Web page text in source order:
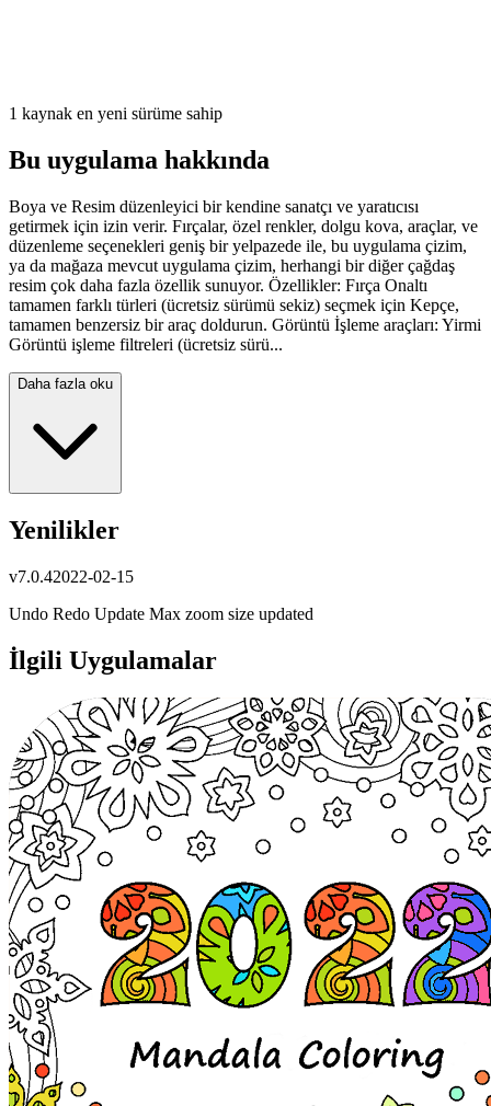
1 kaynak en yeni sürüme sahip
Bu uygulama hakkında
Boya ve Resim düzenleyici bir kendine sanatçı ve yaratıcısı
getirmek için izin verir. Fırçalar, özel renkler, dolgu kova, araçlar, ve
düzenleme seçenekleri geniş bir yelpazede ile, bu uygulama çizim,
ya da mağaza mevcut uygulama çizim, herhangi bir diğer çağdaş
resim çok daha fazla özellik sunuyor. Özellikler: Fırça Onaltı
tamamen farklı türleri (ücretsiz sürümü sekiz) seçmek için Kepçe,
tamamen benzersiz bir araç doldurun. Görüntü İşleme araçları: Yirmi
Görüntü işleme filtreleri (ücretsiz sürü...
Daha fazla oku
Yenilikler
v7.0.42022-02-15
Undo Redo Update Max zoom size updated
İlgili Uygulamalar